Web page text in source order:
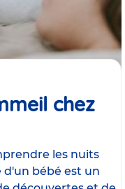
chez
Article
les nuits
d'un bébé est un